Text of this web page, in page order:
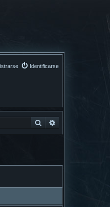
Identificarse
Buscar